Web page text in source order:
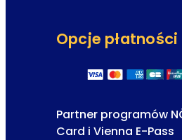
Opcje płatności
Partner programów
Card i Vienna E-Pass